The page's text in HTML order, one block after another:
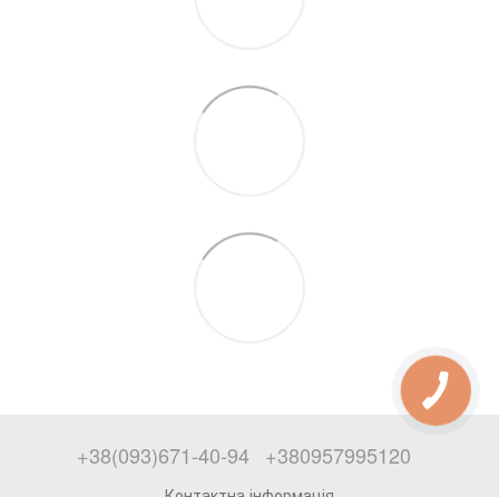
+38(093)671-40-94 +380957995120